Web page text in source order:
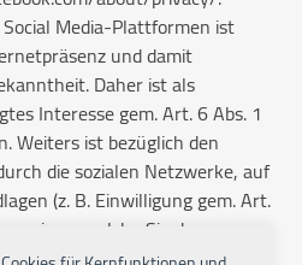
Media-Plattformen ist
und damit
Daher ist als
Interesse gem. Art. 6 Abs. 1
Weiters ist bezüglich den
die sozialen Netzwerke, auf
(z. B. Einwilligung gem. Art.
welche Sie der
entnehmen.